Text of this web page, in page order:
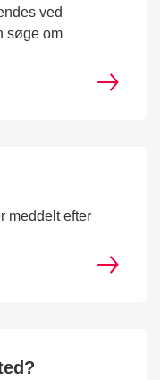
ved
søge om
meddelt efter